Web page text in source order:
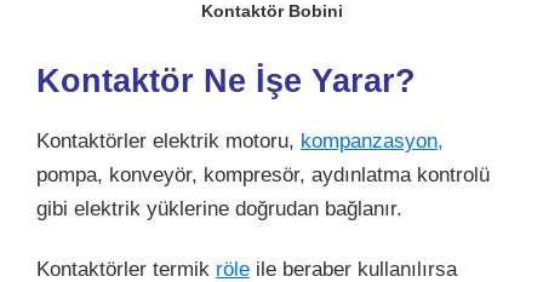
Kontaktör Bobini
Kontaktör Ne İşe Yarar?
Kontaktörler elektrik motoru, kompanzasyon,
pompa, konveyör, kompresör, aydınlatma kontrolü
gibi elektrik yüklerine doğrudan bağlanır.
Kontaktörler termik röle ile beraber kullanılırsa